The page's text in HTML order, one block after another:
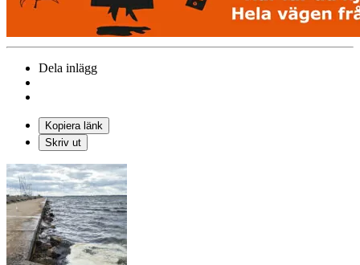
Dela inlägg
Kopiera länk
Skriv ut